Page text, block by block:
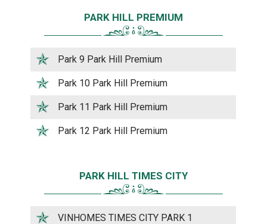
PARK HILL PREMIUM
Park 9 Park Hill Premium
Park 10 Park Hill Premium
Park 11 Park Hill Premium
Park 12 Park Hill Premium
PARK HILL TIMES CITY
VINHOMES TIMES CITY PARK 1